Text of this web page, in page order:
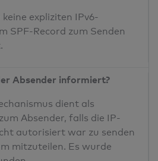
expliziten IPv6-
SPF-Record zum Senden
Absender informiert?
dient als
Absender, falls die IP-
autorisiert war zu senden
mitzuteilen. Es wurde